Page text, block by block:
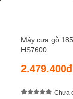
Máy cưa gỗ
HS7600
2.479.400đ
Chưa